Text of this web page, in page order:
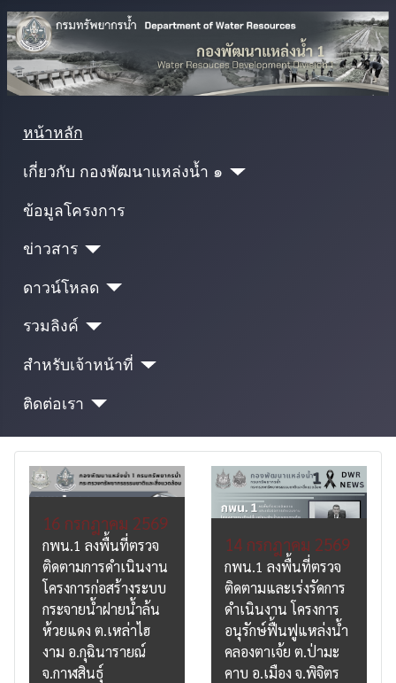
หน้าหลัก
เกี่ยวกับ กองพัฒนาแหล่งน้ำ ๑
ข้อมูลโครงการ
ข่าวสาร
ดาวน์โหลด
รวมลิงค์
สำหรับเจ้าหน้าที่
ติดต่อเรา
16 กรกฎาคม 2569
กพน.1 ลงพื้นที่ตรวจ
ติดตามการดำเนินงาน
โครงการก่อสร้างระบบ
กระจายน้ำฝายน้ำล้น
ห้วยแดง ต.เหล่าไฮ
งาม อ.กุฉินารายณ์
จ.กาฬสินธุ์
14 กรกฎาคม 2569
กพน.1 ลงพื้นที่ตรวจ
ติดตามและเร่งรัดการ
ดำเนินงาน โครงการ
อนุรักษ์ฟื้นฟูแหล่งน้ำ
คลองตาเจ้ย ต.ป่ามะ
คาบ อ.เมือง จ.พิจิตร